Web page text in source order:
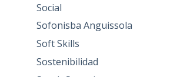
Social
Sofonisba Anguissola
Soft Skills
Sostenibilidad